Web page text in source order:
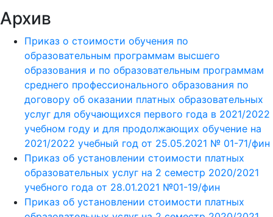
Архив
Приказ о стоимости обучения по
образовательным программам высшего
образования и по образовательным программам
среднего профессионального образования по
договору об оказании платных образовательных
услуг для обучающихся первого года в 2021/2022
учебном году и для продолжающих обучение на
2021/2022 учебный год от 25.05.2021 № 01-71/фин
Приказ об установлении стоимости платных
образовательных услуг на 2 семестр 2020/2021
учебного года от 28.01.2021 №01-19/фин
Приказ об установлении стоимости платных